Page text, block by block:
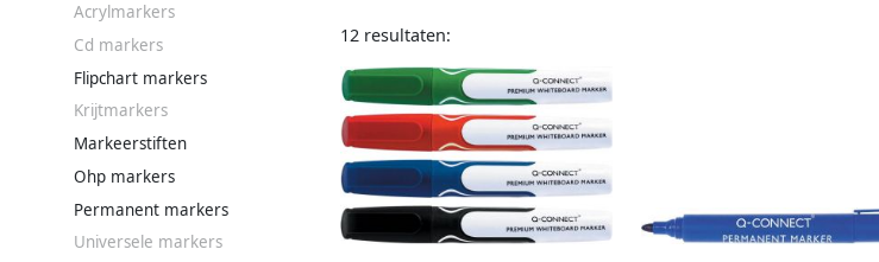
Acrylmarkers
Cd markers
Flipchart markers
Krijtmarkers
Markeerstiften
Ohp markers
Permanent markers
Universele markers
12 resultaten: